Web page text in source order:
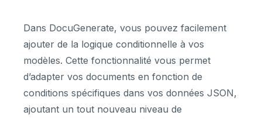
Dans DocuGenerate, vous pouvez facilement
ajouter de la logique conditionnelle à vos
modèles. Cette fonctionnalité vous permet
d’adapter vos documents en fonction de
conditions spécifiques dans vos données JSON,
ajoutant un tout nouveau niveau de